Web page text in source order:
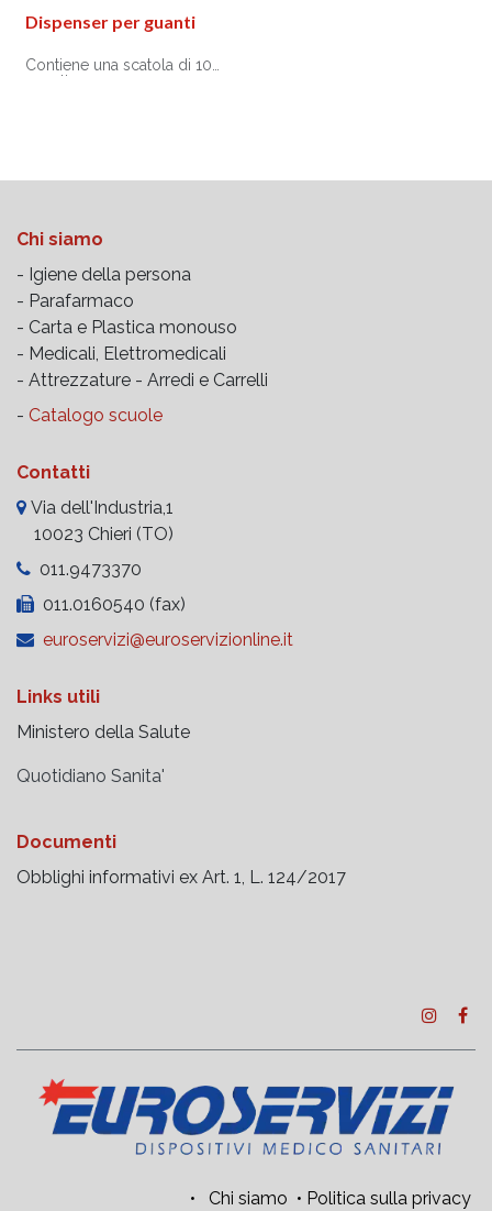
Dispenser per guanti
Contiene una scatola di 100
guanti.
scatola di guanti.
ambulanza, in posizione
verticale o orizzontale.
Chi siamo
- Igiene della persona
- Parafarmaco
- Carta e Plastica monouso
- Medicali, Elettromedicali
- Attrezzature - Arredi e Carrelli
- Catalogo scuole
Contatti
Via dell'Industria,1
10023 Chieri (TO)
011.9473370
011.0160540 (fax)
euroservizi@euroservizionline.it
Links utili
Ministero della Salute
Quotidiano Sanita'
Documenti
Obblighi informativi ex Art. 1, L. 124/2017
• Chi siamo • Politica sulla privacy